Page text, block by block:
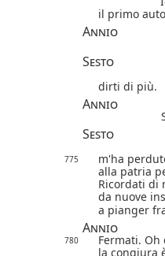
il primo
Annio
Sesto
dirti di più.
Annio
Sesto
775 m'ha
alla patria
Ricordati di
da nuove
a pianger
Annio
780 Fermati. Oh
la congiura